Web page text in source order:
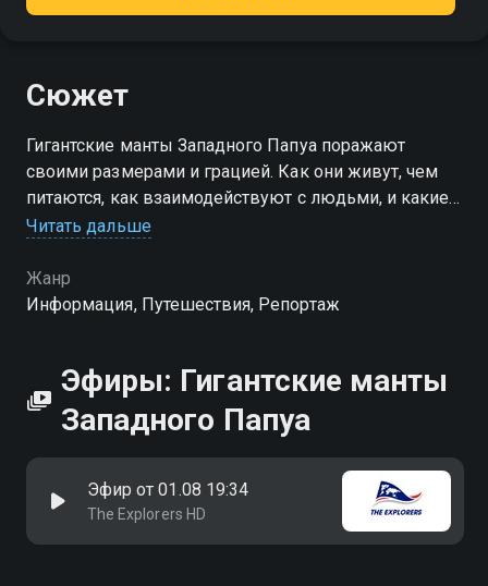
Сюжет
Гигантские манты Западного Папуа поражают
своими размерами и грацией. Как они живут, чем
питаются, как взаимодействуют с людьми, и какие
угрозы стоят перед этим видом?
Читать дальше
Жанр
Информация, Путешествия, Репортаж
Эфиры: Гигантские манты
Западного Папуа
Эфир от 01.08 19:34
The Explorers HD